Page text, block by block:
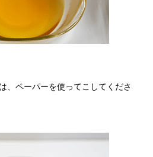
、ペーパーを使ってこしてくださ